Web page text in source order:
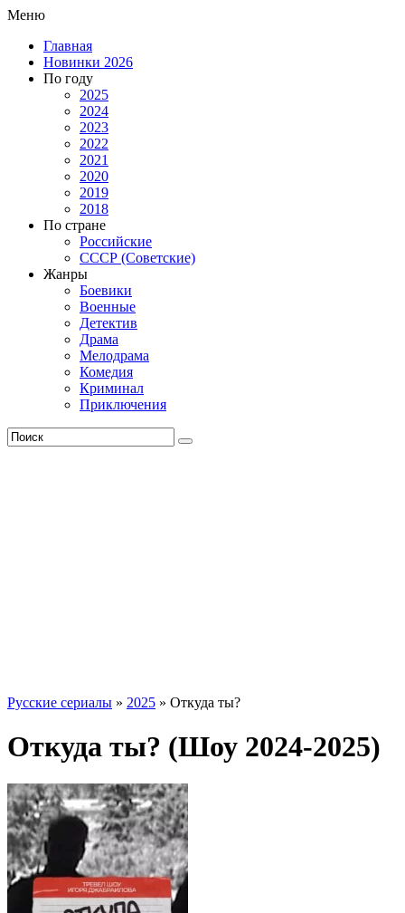
Меню
Главная
Новинки 2026
По году
2025
2024
2023
2022
2021
2020
2019
2018
По стране
Российские
СССР (Советские)
Жанры
Боевики
Военные
Детектив
Драма
Мелодрама
Комедия
Криминал
Приключения
Русские сериалы » 2025 » Откуда ты?
Откуда ты? (Шоу 2024-2025)